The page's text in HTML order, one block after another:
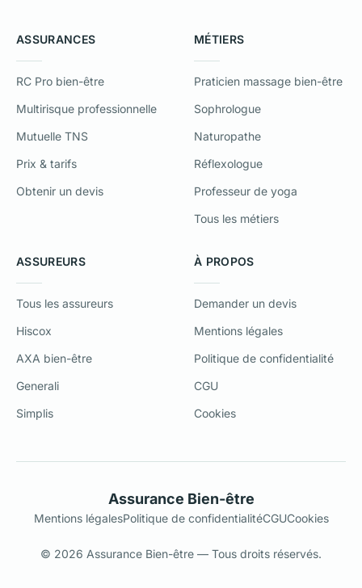
ASSURANCES
RC Pro bien-être
Multirisque professionnelle
Mutuelle TNS
Prix & tarifs
Obtenir un devis
MÉTIERS
Praticien massage bien-être
Sophrologue
Naturopathe
Réflexologue
Professeur de yoga
Tous les métiers
ASSUREURS
Tous les assureurs
Hiscox
AXA bien-être
Generali
Simplis
À PROPOS
Demander un devis
Mentions légales
Politique de confidentialité
CGU
Cookies
Assurance Bien-être
Mentions légalesPolitique de confidentialitéCGUCookies
© 2026 Assurance Bien-être — Tous droits réservés.